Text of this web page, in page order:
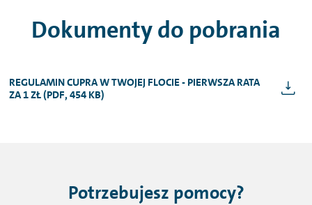
Dokumenty do pobrania
REGULAMIN CUPRA W TWOJEJ FLOCIE - PIERWSZA RATA
ZA 1 ZŁ (PDF, 454 KB)
Potrzebujesz pomocy?